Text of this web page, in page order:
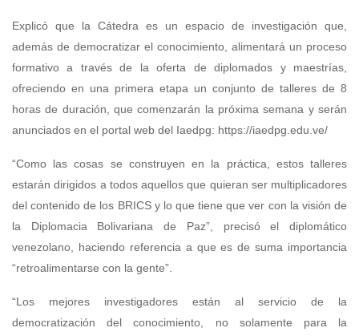
Explicó que la Cátedra es un espacio de investigación que,
además de democratizar el conocimiento, alimentará un proceso
formativo a través de la oferta de diplomados y maestrías,
ofreciendo en una primera etapa un conjunto de talleres de 8
horas de duración, que comenzarán la próxima semana y serán
anunciados en el portal web del Iaedpg: https://iaedpg.edu.ve/
“Como las cosas se construyen en la práctica, estos talleres
estarán dirigidos a todos aquellos que quieran ser multiplicadores
del contenido de los BRICS y lo que tiene que ver con la visión de
la Diplomacia Bolivariana de Paz”, precisó el diplomático
venezolano, haciendo referencia a que es de suma importancia
“retroalimentarse con la gente”.
“Los mejores investigadores están al servicio de la
democratización del conocimiento, no solamente para la